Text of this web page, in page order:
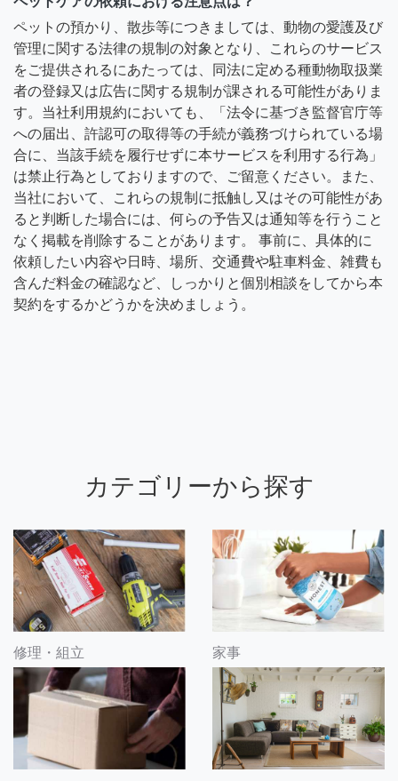
ペットの預かり、散歩等につきましては、動物の愛護及び
管理に関する法律の規制の対象となり、これらのサービス
をご提供されるにあたっては、同法に定める種動物取扱業
者の登録又は広告に関する規制が課される可能性がありま
す。当社利用規約においても、「法令に基づき監督官庁等
への届出、許認可の取得等の手続が義務づけられている場
合に、当該手続を履行せずに本サービスを利用する行為」
は禁止行為としておりますので、ご留意ください。また、
当社において、これらの規制に抵触し又はその可能性があ
ると判断した場合には、何らの予告又は通知等を行うこと
なく掲載を削除することがあります。 事前に、具体的に
依頼したい内容や日時、場所、交通費や駐車料金、雑費も
含んだ料金の確認など、しっかりと個別相談をしてから本
契約をするかどうかを決めましょう。
カテゴリーから探す
修理・組立 家事